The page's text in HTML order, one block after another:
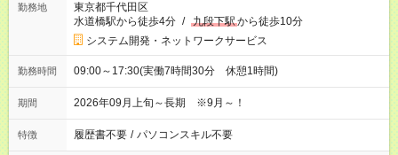
勤務地
東京都千代田区
水道橋駅から徒歩4分 / 九段下駅から徒歩10分
システム開発・ネットワークサービス
勤務時間 09:00～17:30(実働7時間30分 休憩1時間)
期間 2026年09月上旬～長期 ※9月～！
特徴 履歴書不要 / パソコンスキル不要